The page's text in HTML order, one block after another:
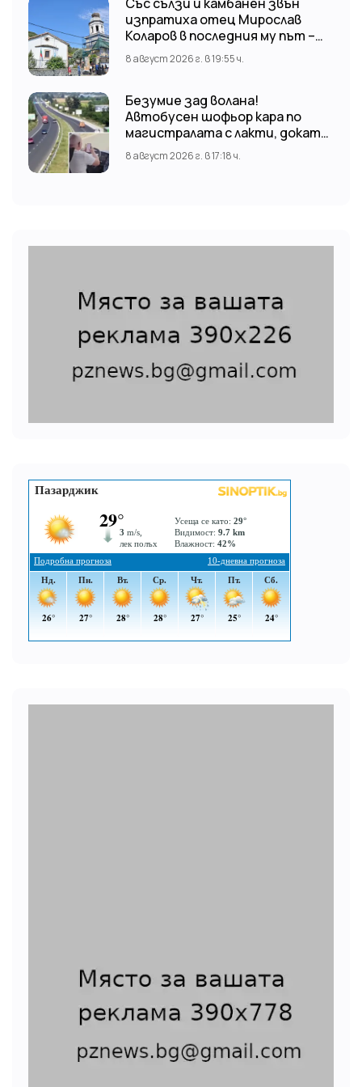
изпратиха отец Мирослав
Коларов в последния му път –
Пловдивският митрополит
Николай отслужи опелото
8 август 2026 г. в 19:55 ч.
Безумие зад волана!
Автобусен шофьор кара по
магистралата с лакти, докато
гледа TikTok
8 август 2026 г. в 17:18 ч.